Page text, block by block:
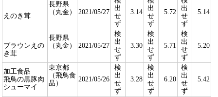
えのき茸
長野県
（丸金）
2021/05/27
出
せ
ず
3.14
出
せ
ず
5.72
出
せ
ず
5.14
ブラウンえの
き茸
長野県
（丸金）
2021/05/27
検
出
せ
ず
3.30
検
出
せ
ず
5.71
検
出
せ
ず
5.20
加工食品
飛鳥の黒豚肉
シューマイ
東京都
（飛鳥食
品）
2021/05/26
検
出
せ
ず
3.28
検
出
せ
ず
6.20
検
出
せ
ず
5.42